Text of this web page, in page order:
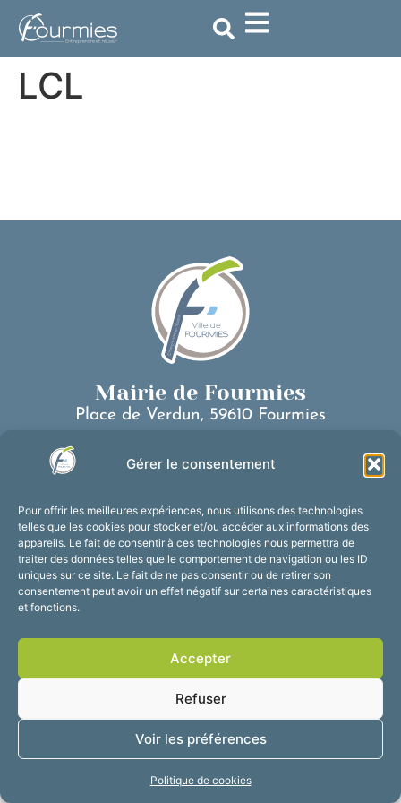
Gérer le consentement
Pour offrir les meilleures expériences, nous utilisons des technologies
telles que les cookies pour stocker et/ou accéder aux informations des
appareils. Le fait de consentir à ces technologies nous permettra de
traiter des données telles que le comportement de navigation ou les ID
uniques sur ce site. Le fait de ne pas consentir ou de retirer son
consentement peut avoir un effet négatif sur certaines caractéristiques
et fonctions.
Accepter
Refuser
Voir les préférences
Politique de cookies
principal
LCL
Mairie de Fourmies
Place de Verdun, 59610 Fourmies
Nous contacter
Du lundi au vendredi :
de 8h30 à 12h et de 13h30 à 17h30
Suivez-nous !
Mentions légales
Plan du site
Confidentialité
2025 © Propulsé par
Utopia